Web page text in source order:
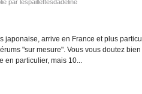
par lespaillettesdadeline
japonaise, arrive en France et plus
"sur mesure". Vous vous doutez
en particulier, mais 10...